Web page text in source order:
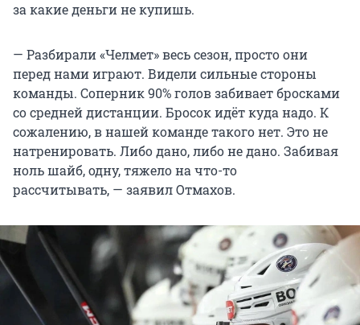
за какие деньги не купишь.
— Разбирали «Челмет» весь сезон, просто они
перед нами играют. Видели сильные стороны
команды. Соперник 90% голов забивает бросками
со средней дистанции. Бросок идёт куда надо. К
сожалению, в нашей команде такого нет. Это не
натренировать. Либо дано, либо не дано. Забивая
ноль шайб, одну, тяжело на что-то
рассчитывать, — заявил Отмахов.